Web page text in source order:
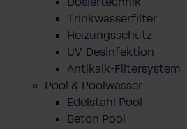
Trinkwasserfilter
Heizungsschutz
UV-Desinfektion
Antikalk-Filtersystem
Pool & Poolwasser
Edelstahl Pool
Beton Pool